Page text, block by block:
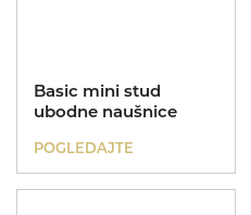
Basic mini stud
ubodne naušnice
POGLEDAJTE